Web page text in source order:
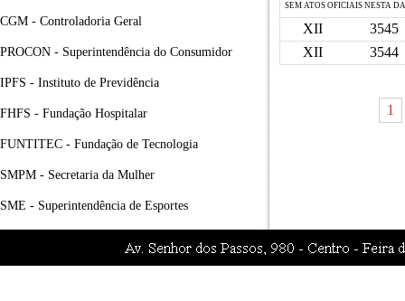
CGM - Controladoria Geral
PROCON - Superintendência do Consumidor
IPFS - Instituto de Previdência
FHFS - Fundação Hospitalar
FUNTITEC - Fundação de Tecnologia
SMPM - Secretaria da Mulher
SME - Superintendência de Esportes
SEM ATOS OFICIAIS NESTA
XII
3545
XII
3544
1